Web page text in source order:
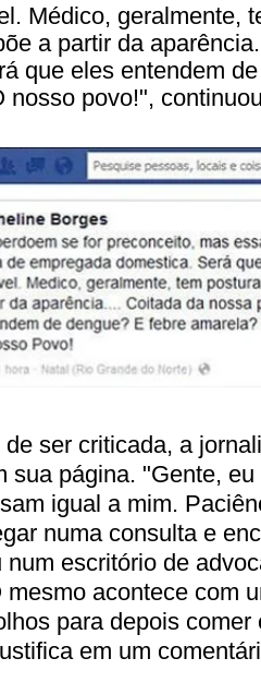
Médico, geralmente,
a partir da
que eles entendem
nosso povo!",
ser criticada, a
sua página. "Gente,
igual a mim.
numa consulta e
num escritório de
mesmo acontece com
para depois
em um